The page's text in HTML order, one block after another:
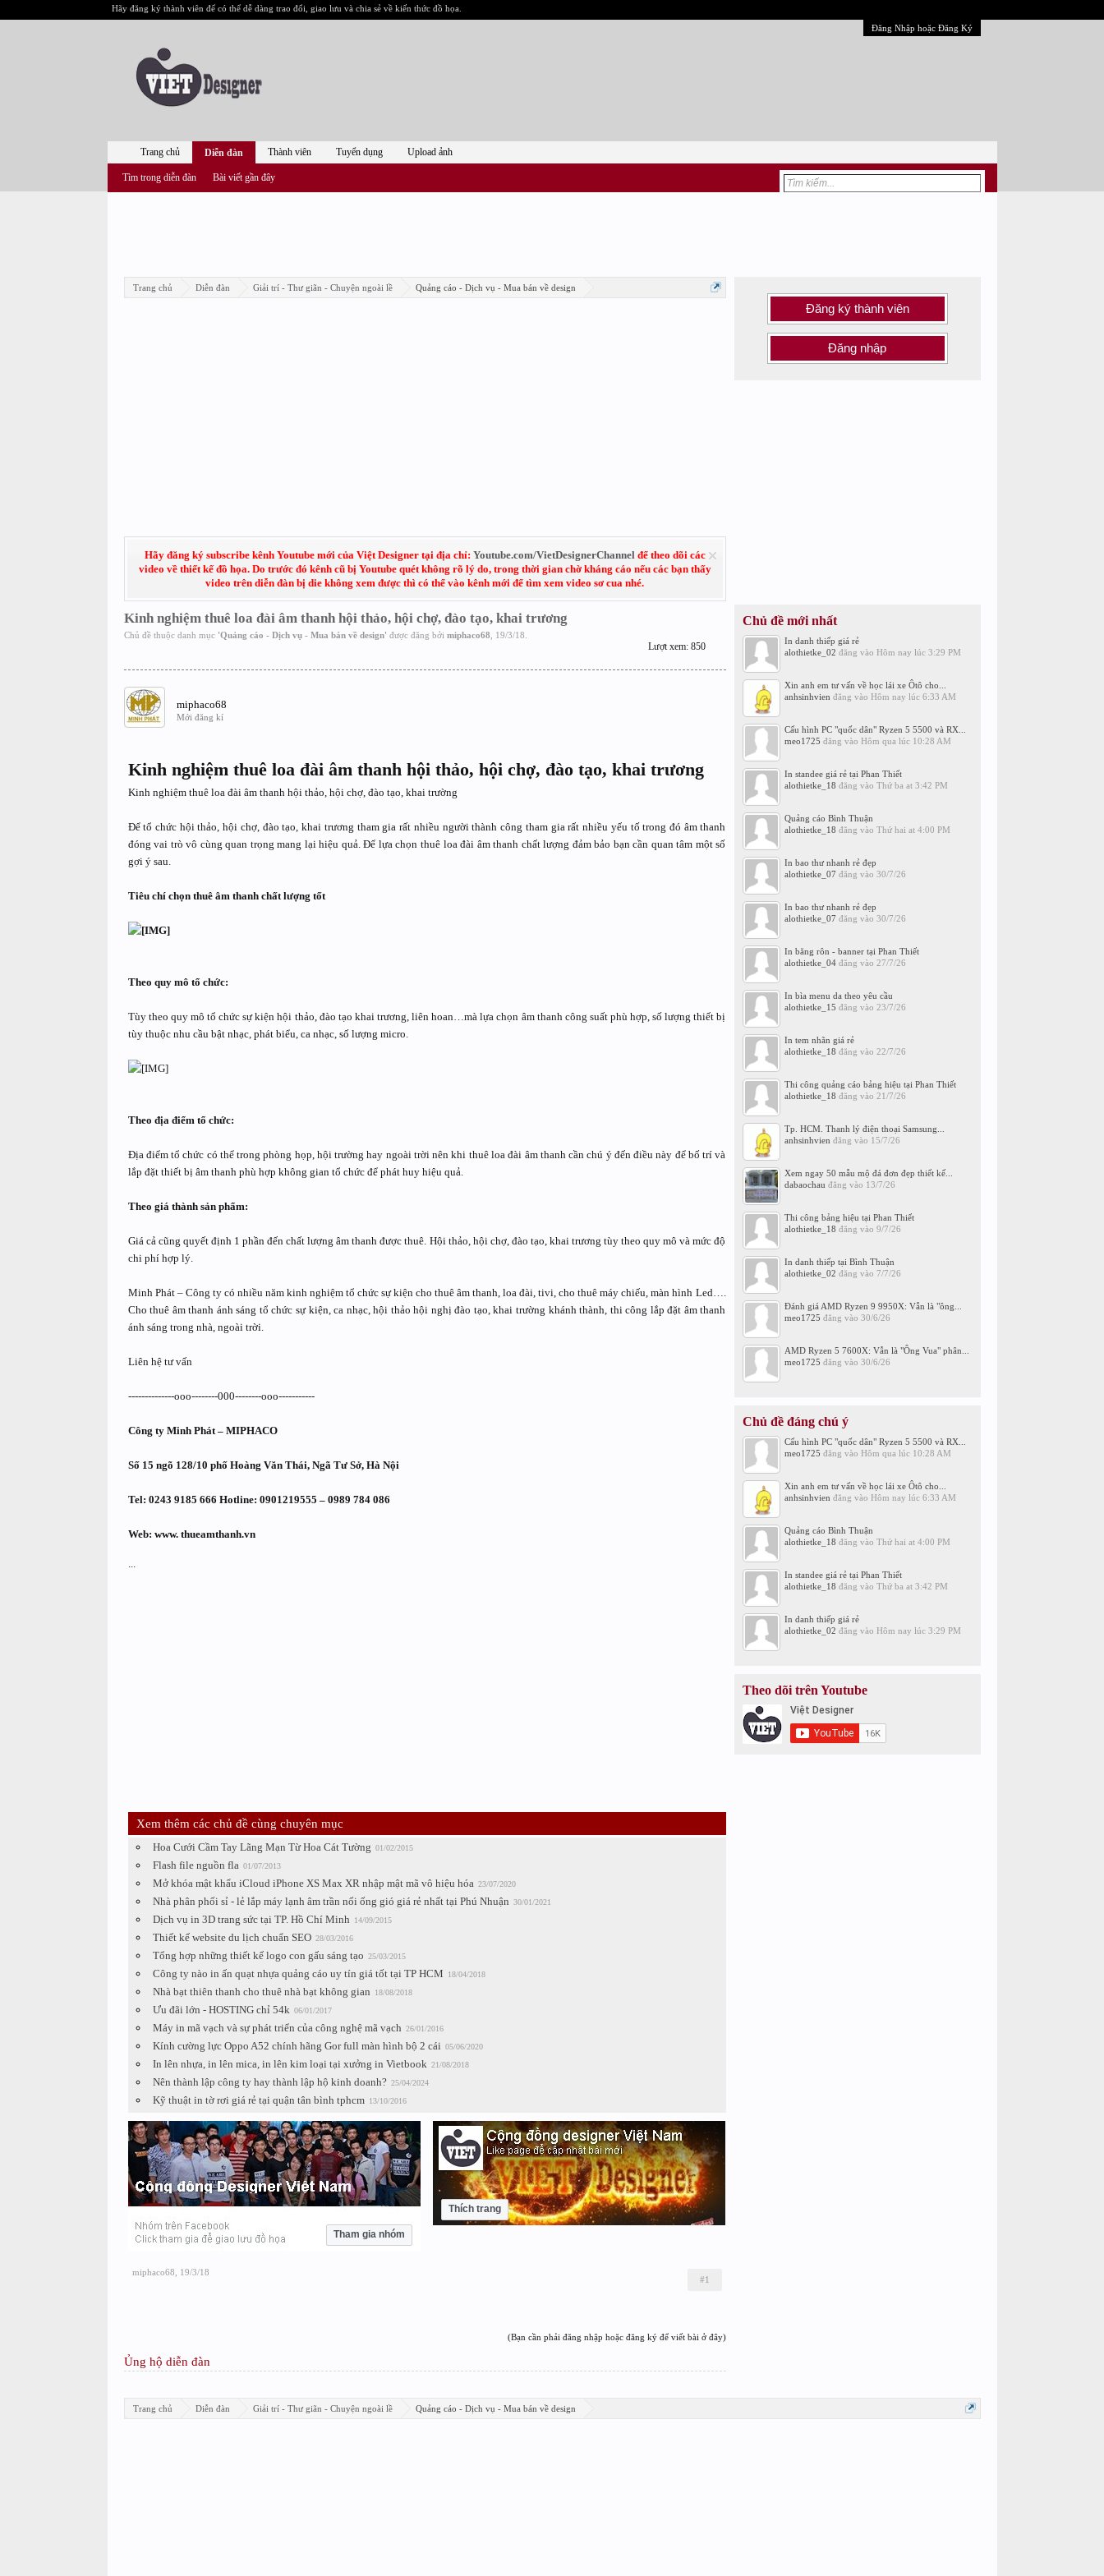
Hãy đăng ký thành viên để có thể dễ dàng trao đổi, giao lưu và chia sẻ về kiến thức đồ họa.
Đăng Nhập hoặc Đăng Ký
Trang chủ Diễn đàn Giải trí - Thư giãn - Chuyện ngoài lề Quảng cáo - Dịch vụ - Mua bán về design
Hãy đăng ký subscribe kênh Youtube mới của Việt Designer tại địa chỉ: Youtube.com/VietDesignerChannelđể theo dõi các
video về thiết kế đồ họa. Do trước đó kênh cũ bị Youtube quét không rõ lý do, trong thời gian chờ kháng cáo nếu các bạn thấy
video trên diễn đàn bị die không xem được thì có thể vào kênh mới để tìm xem video sơ cua nhé.
Kinh nghiệm thuê loa đài âm thanh hội thảo, hội chợ, đào tạo, khai trương
Chủ đề thuộc danh mục 'Quảng cáo - Dịch vụ - Mua bán về design' được đăng bởi miphaco68 19/3/18
Lượt xem: 850
miphaco68
Mới đăng kí
Kinh nghiệm thuê loa đài âm thanh hội thảo, hội chợ, đào tạo, khai trương
Kinh nghiệm thuê loa đài âm thanh hội thảo, hội chợ, đào tạo, khai trường
Để tổ chức hội thảo, hội chợ, đào tạo, khai trương tham gia rất nhiều người thành công tham gia rất nhiều yếu tố trong đó âm thanh
đóng vai trò vô cùng quan trọng mang lại hiệu quả. Để lựa chọn thuê loa đài âm thanh chất lượng đảm bảo bạn cần quan tâm một số
gợi ý sau.
Tiêu chí chọn thuê âm thanh chất lượng tốt
Theo quy mô tổ chức:
Tùy theo quy mô tổ chức sự kiện hội thảo, đào tạo khai trương, liên hoan…mà lựa chọn âm thanh công suất phù hợp, số lượng thiết bị
tùy thuộc nhu cầu bật nhạc, phát biểu, ca nhạc, số lượng micro.
Theo địa điểm tổ chức:
Địa điểm tổ chức có thể trong phòng họp, hội trường hay ngoài trời nên khi thuê loa đài âm thanh cần chú ý đến điều này để bố trí và
lắp đặt thiết bị âm thanh phù hợp không gian tổ chức để phát huy hiệu quả.
Theo giá thành sản phẩm:
Giá cả cũng quyết định 1 phần đến chất lượng âm thanh được thuê. Hội thảo, hội chợ, đào tạo, khai trương tùy theo quy mô và mức độ
chi phí hợp lý.
Minh Phát – Công ty có nhiều năm kinh nghiệm tổ chức sự kiện cho thuê âm thanh, loa đài, tivi, cho thuê máy chiếu, màn hình Led….
Cho thuê âm thanh ánh sáng tổ chức sự kiện, ca nhạc, hội thảo hội nghị đào tạo, khai trường khánh thành, thi công lắp đặt âm thanh
ánh sáng trong nhà, ngoài trời.
Liên hệ tư vấn
--------------ooo--------000--------ooo-----------
Công ty Minh Phát – MIPHACO
Số 15 ngõ 128/10 phố Hoàng Văn Thái, Ngã Tư Sở, Hà Nội
Tel: 0243 9185 666 Hotline: 0901219555 – 0989 784 086
Web: www. thueamthanh.vn
...
Xem thêm các chủ đề cùng chuyên mục
Hoa Cưới Cầm Tay Lãng Mạn Từ Hoa Cát Tường 01/02/2015
Flash file nguồn fla 01/07/2013
Mở khóa mật khẩu iCloud iPhone XS Max XR nhập mật mã vô hiệu hóa 23/07/2020
Nhà phân phối sỉ - lẻ lắp máy lạnh âm trần nối ống gió giá rẻ nhất tại Phú Nhuận 30/01/2021
Dịch vụ in 3D trang sức tại TP. Hồ Chí Minh 14/09/2015
Thiết kế website du lịch chuẩn SEO 28/03/2016
Tổng hợp những thiết kế logo con gấu sáng tạo 25/03/2015
Công ty nào in ấn quạt nhựa quảng cáo uy tín giá tốt tại TP HCM 18/04/2018
Nhà bạt thiên thanh cho thuê nhà bạt không gian 18/08/2018
Ưu đãi lớn - HOSTING chỉ 54k 06/01/2017
Máy in mã vạch và sự phát triển của công nghệ mã vạch 26/01/2016
Kính cường lực Oppo A52 chính hãng Gor full màn hình bộ 2 cái 05/06/2020
In lên nhựa, in lên mica, in lên kim loại tại xưởng in Vietbook 21/08/2018
Nên thành lập công ty hay thành lập hộ kinh doanh? 25/04/2024
Kỹ thuật in tờ rơi giá rẻ tại quận tân bình tphcm 13/10/2016
Tham gia nhóm
Thích trang
miphaco68 19/3/18
#1
(Bạn cần phải đăng nhập hoặc đăng ký để viết bài ở đây)
Ủng hộ diễn đàn
Đăng ký thành viên
Đăng nhập
Chủ đề mới nhất
In danh thiếp giá rẻ
alothietke_02 đăng vào Hôm nay lúc 3:29 PM
Xin anh em tư vấn về học lái xe Ôtô cho...
anhsinhvien đăng vào Hôm nay lúc 6:33 AM
Cấu hình PC "quốc dân" Ryzen 5 5500 và RX...
meo1725 đăng vào Hôm qua lúc 10:28 AM
In standee giá rẻ tại Phan Thiết
alothietke_18 đăng vào Thứ ba at 3:42 PM
Quảng cáo Bình Thuận
alothietke_18 đăng vào Thứ hai at 4:00 PM
In bao thư nhanh rẻ đẹp
alothietke_07 đăng vào 30/7/26
In bao thư nhanh rẻ đẹp
alothietke_07 đăng vào 30/7/26
In băng rôn - banner tại Phan Thiết
alothietke_04đăng vào 27/7/26
In bìa menu da theo yêu cầu
alothietke_15 đăng vào 23/7/26
In tem nhãn giá rẻ
alothietke_18 đăng vào 22/7/26
Thi công quảng cáo bảng hiệu tại Phan Thiết
alothietke_18 đăng vào 21/7/26
Tp. HCM. Thanh lý điện thoại Samsung...
anhsinhvien đăng vào 15/7/26
Xem ngay 50 mẫu mộ đá đơn đẹp thiết kế...
dabaochau đăng vào 13/7/26
Thi công bảng hiệu tại Phan Thiết
alothietke_18 đăng vào 9/7/26
In danh thiếp tại Bình Thuận
alothietke_02 đăng vào 7/7/26
Đánh giá AMD Ryzen 9 9950X: Vẫn là "ông...
meo1725 đăng vào 30/6/26
AMD Ryzen 5 7600X: Vẫn là "Ông Vua" phân...
meo1725 đăng vào 30/6/26
Chủ đề đáng chú ý
Cấu hình PC "quốc dân" Ryzen 5 5500 và RX...
meo1725 đăng vào Hôm qua lúc 10:28 AM
Xin anh em tư vấn về học lái xe Ôtô cho...
anhsinhvien đăng vào Hôm nay lúc 6:33 AM
Quảng cáo Bình Thuận
alothietke_18 đăng vào Thứ hai at 4:00 PM
In standee giá rẻ tại Phan Thiết
alothietke_18 đăng vào Thứ ba at 3:42 PM
In danh thiếp giá rẻ
alothietke_02 đăng vào Hôm nay lúc 3:29 PM
Theo dõi trên Youtube
Trang chủ Diễn đàn Giải trí - Thư giãn - Chuyện ngoài lề Quảng cáo - Dịch vụ - Mua bán về design
Trang chủ Diễn đàn
Tìm trong diễn đàn Bài viết gần đây
Thành viên Tuyển dụng Upload ảnh